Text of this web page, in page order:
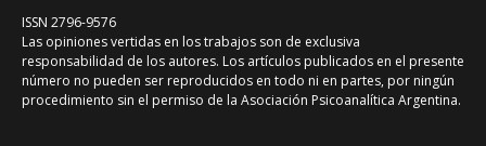
ISSN 2796-9576
Las opiniones vertidas en los trabajos son de exclusiva
responsabilidad de los autores. Los artículos publicados en el presente
número no pueden ser reproducidos en todo ni en partes, por ningún
procedimiento sin el permiso de la Asociación Psicoanalítica Argentina.